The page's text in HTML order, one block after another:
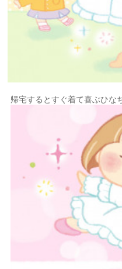
帰宅するとすぐ着て喜ぶひな